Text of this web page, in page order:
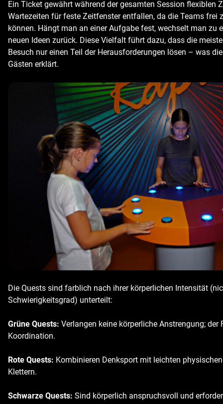
Ein Ticket gewährt während der gesamten Session flexiblen
Wartezeiten für feste Zeitfenster entfallen, da die Teams frei
können. Hängt man an einer Aufgabe fest, wechselt man zu
neuen Ideen zurück. Diese Vielfalt führt dazu, dass die
Besuch nur einen Teil der Herausforderungen lösen – was
Gästen erklärt.
Die Quests sind farblich nach ihrer körperlichen Intensität
Schwierigkeitsgrad) unterteilt:
Grüne Quests: Verlangen keine körperliche Anstrengung;
Koordination.
Rote Quests: Kombinieren Denksport mit leichten
Klettern.
Schwarze Quests: Sind körperlich anspruchsvoll und